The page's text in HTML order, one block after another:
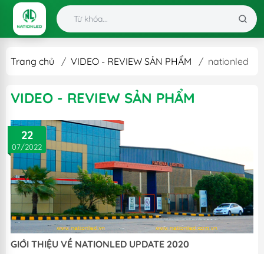
Trang chủ / VIDEO - REVIEW SẢN PHẨM / nationled
VIDEO - REVIEW SẢN PHẨM
22
07/2022
GIỚI THIỆU VỀ NATIONLED UPDATE 2020